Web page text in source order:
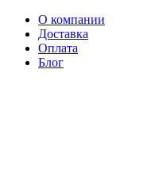
О компании
Доставка
Оплата
Блог